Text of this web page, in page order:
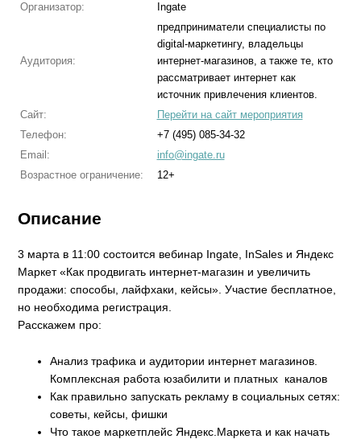
Организатор:
Ingate
Аудитория:
предприниматели специалисты по
digital-маркетингу, владельцы
интернет-магазинов, а также те, кто
рассматривает интернет как
источник привлечения клиентов.
Сайт:
Перейти на сайт мероприятия
Телефон:
+7 (495) 085-34-32
Email:
info@ingate.ru
Возрастное ограничение:
12+
Описание
3 марта в 11:00 состоится вебинар Ingate, InSales и Яндекс
Маркет «Как продвигать интернет-магазин и увеличить
продажи: способы, лайфхаки, кейсы». Участие бесплатное,
но необходима регистрация.
Расскажем про:
Анализ трафика и аудитории интернет магазинов.
Комплексная работа юзабилити и платных каналов
Как правильно запускать рекламу в социальных сетях:
советы, кейсы, фишки
Что такое маркетплейс Яндекс.Маркета и как начать